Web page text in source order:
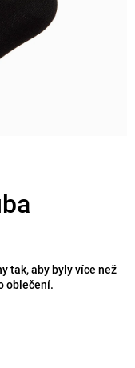
tak, aby byly více než
oblečení.